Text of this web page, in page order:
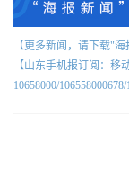
【更多新闻，请下载"
【山东手机报订阅：移
10658000/106558000678/